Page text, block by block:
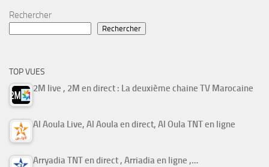
Rechercher
Rechercher
TOP VUES
2M live , 2M en direct : La deuxième chaine TV Marocaine
Al Aoula Live, Al Aoula en direct, Al Oula TNT en ligne
Arryadia TNT en direct , Arriadia en ligne ,…